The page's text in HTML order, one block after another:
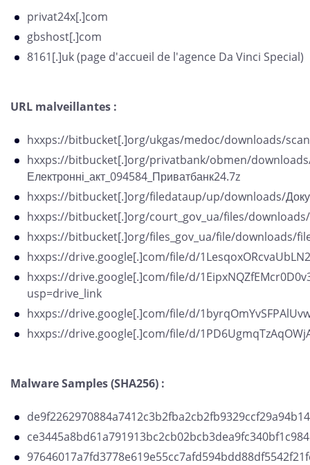
privat24x[.]com
gbshost[.]com
8161[.]uk (page d'accueil de l'agence Da Vinci Special)
URL malveillantes :
hxxps://bitbucket[.]org/ukgas/medoc/downloads/
hxxps://bitbucket[.]org/privatbank/obmen/
Електронні_акт_094584_Приватбанк24.7z
hxxps://bitbucket[.]org/filedataup/up/downloads/
hxxps://bitbucket[.]org/court_gov_ua/files/
hxxps://bitbucket[.]org/files_gov_ua/file/downloads/
hxxps://drive.google[.]com/file/d/
hxxps://drive.google[.]com/file/d/
usp=drive_link
hxxps://drive.google[.]com/file/d/
hxxps://drive.google[.]com/file/d/
Malware Samples (SHA256) :